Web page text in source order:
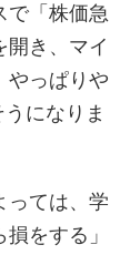
で「株価急
開き、マイ
やっぱりや
になりま
っては、学
をする」